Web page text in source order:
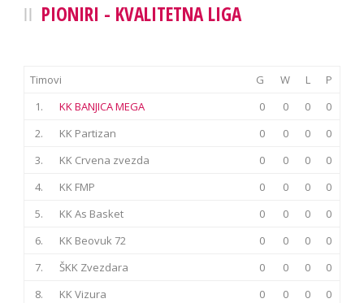
PIONIRI - KVALITETNA LIGA
Timovi G W L
P
1.
KK BANJICA MEGA 0 0 0
0
2.
KK Partizan 0 0 0
0
3.
KK Crvena zvezda 0 0 0
0
4.
KK FMP 0 0 0
0
5.
KK As Basket 0 0 0
0
6.
KK Beovuk 72 0 0 0
0
7.
ŠKK Zvezdara 0 0 0
0
8.
KK Vizura 0 0 0
0